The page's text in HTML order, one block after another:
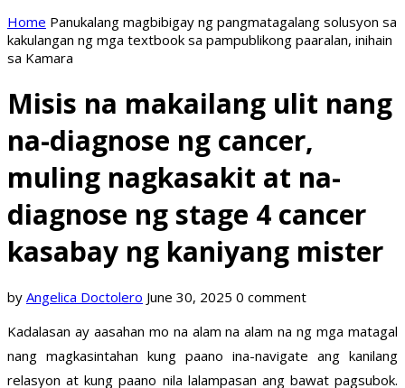
Home Panukalang magbibigay ng pangmatagalang solusyon sa
kakulangan ng mga textbook sa pampublikong paaralan, inihain
sa Kamara
Misis na makailang ulit nang
na-diagnose ng cancer,
muling nagkasakit at na-
diagnose ng stage 4 cancer
kasabay ng kaniyang mister
by Angelica Doctolero June 30, 2025 0 comment
Kadalasan ay aasahan mo na alam na alam na ng mga matagal
nang magkasintahan kung paano ina-navigate ang kanilang
relasyon at kung paano nila lalampasan ang bawat pagsubok.